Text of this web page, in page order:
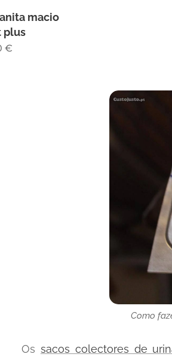
macio
plus
€
Como
Os sacos colectores de